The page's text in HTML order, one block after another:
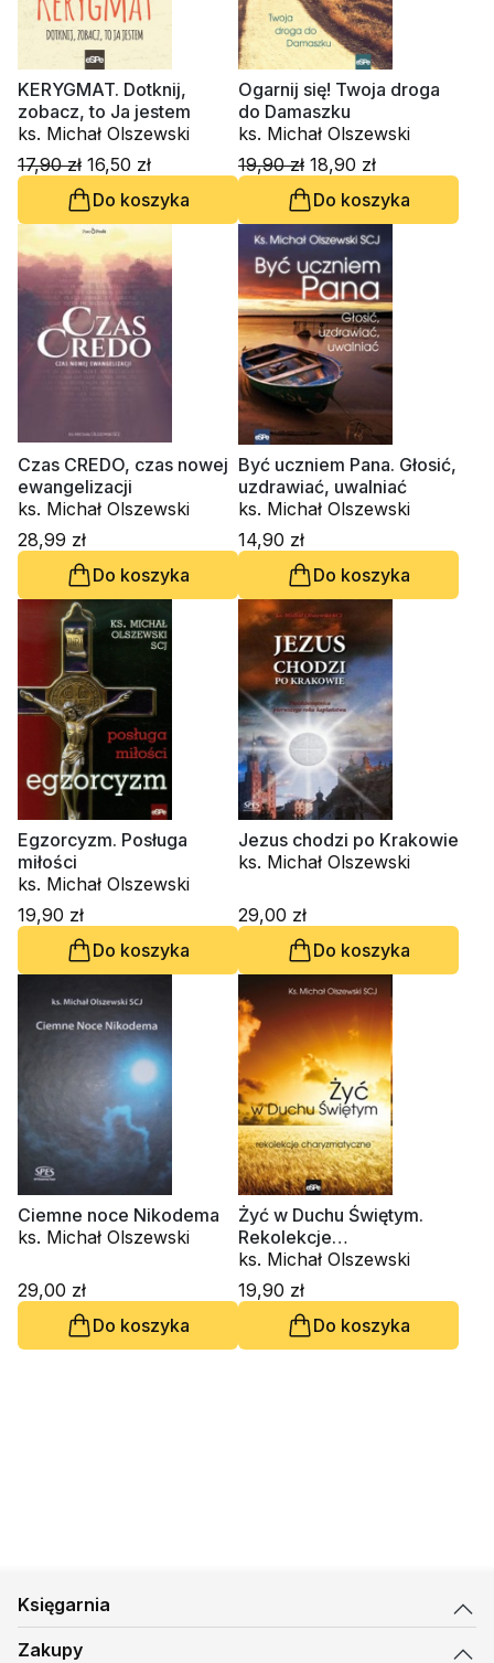
KERYGMAT. Dotknij,
zobacz, to Ja jestem
ks. Michał Olszewski
17,90 zł 16,50 zł
Do koszyka
Ogarnij się! Twoja droga
do Damaszku
ks. Michał Olszewski
19,90 zł 18,90 zł
Do koszyka
Czas CREDO, czas nowej
ewangelizacji
ks. Michał Olszewski
28,99 zł
Do koszyka
Być uczniem Pana. Głosić,
uzdrawiać, uwalniać
ks. Michał Olszewski
14,90 zł
Do koszyka
Egzorcyzm. Posługa
miłości
ks. Michał Olszewski
19,90 zł
Do koszyka
Jezus chodzi po Krakowie
ks. Michał Olszewski
29,00 zł
Do koszyka
Ciemne noce Nikodema
ks. Michał Olszewski
29,00 zł
Do koszyka
Żyć w Duchu Świętym.
Rekolekcje
charyzmatyczne
ks. Michał Olszewski
19,90 zł
Do koszyka
Księgarnia
Zakupy